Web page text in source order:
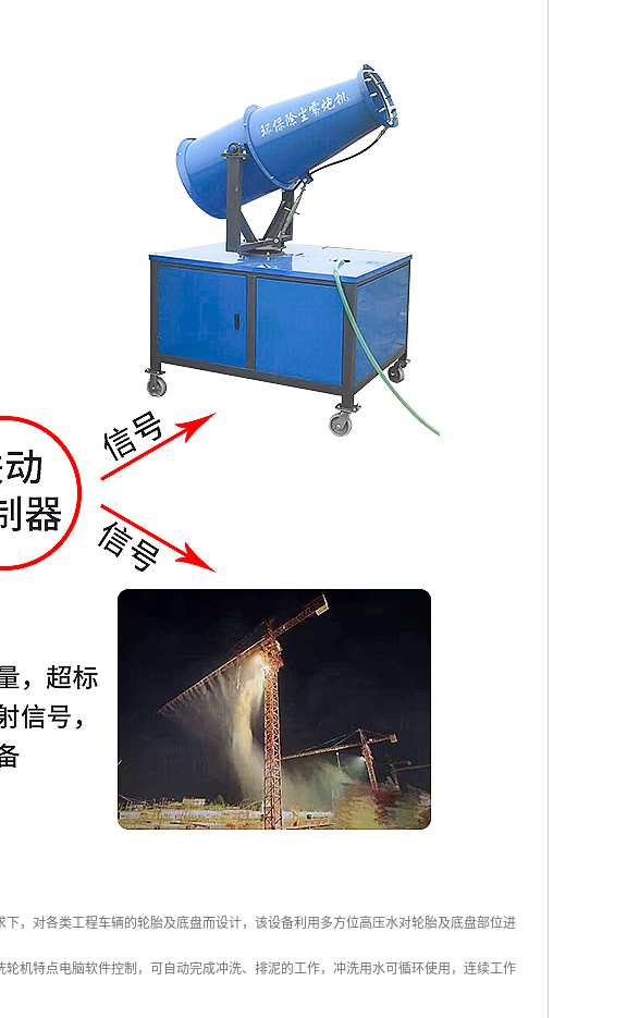
，对各类工程车辆的轮胎及底盘而设计，该设备利用多方位高压水对轮胎及底盘部位进
机特点电脑软件控制，可自动完成冲洗、排泥的工作，冲洗用水可循环使用，连续工作